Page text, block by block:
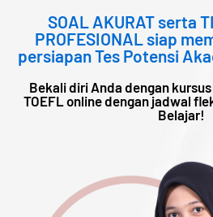
SOAL AKURAT serta
PROFESIONAL siap
persiapan Tes Potensi
Bekali diri Anda dengan
TOEFL online dengan jadwal
Belajar!